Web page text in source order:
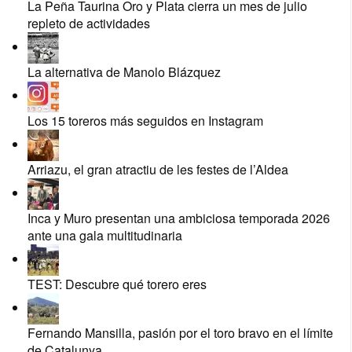
La Peña Taurina Oro y Plata cierra un mes de julio
repleto de actividades
La alternativa de Manolo Blázquez
Los 15 toreros más seguidos en Instagram
Arriazu, el gran atractiu de les festes de l’Aldea
Inca y Muro presentan una ambiciosa temporada 2026
ante una gala multitudinaria
TEST: Descubre qué torero eres
Fernando Mansilla, pasión por el toro bravo en el límite